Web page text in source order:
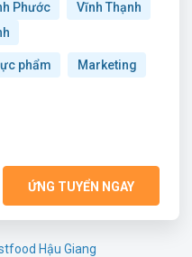
Phước
Vĩnh Thạnh
phẩm Marketing
ỨNG TUYỂN NGAY
Hậu Giang